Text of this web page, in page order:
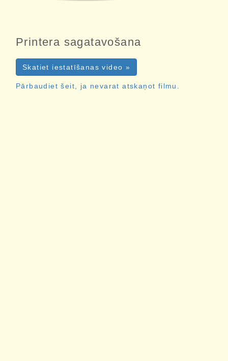
Printera sagatavošana
Skatiet iestatīšanas video »
Pārbaudiet šeit, ja nevarat atskaņot filmu.